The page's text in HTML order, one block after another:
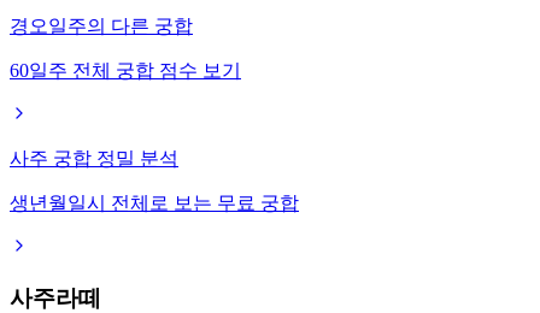
경오일주의 다른 궁합
60일주 전체 궁합 점수 보기
사주 궁합 정밀 분석
생년월일시 전체로 보는 무료 궁합
사주라떼